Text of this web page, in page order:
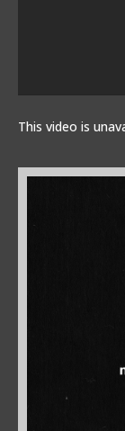
This video is